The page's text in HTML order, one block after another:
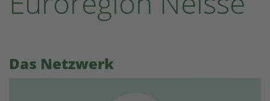
Das Netzwerk